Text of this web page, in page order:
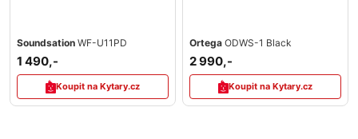
Soundsation WF-U11PD
1 490,-
Koupit na Kytary.cz
Ortega ODWS-1 Black
2 990,-
Koupit na Kytary.cz